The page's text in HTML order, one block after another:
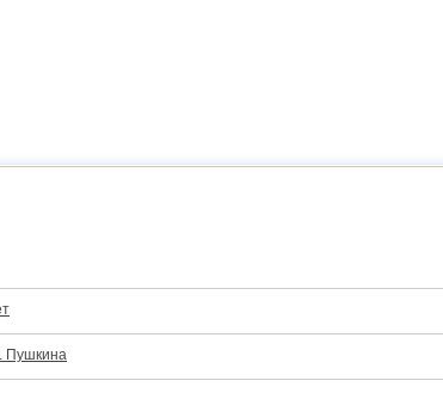
Пушкина